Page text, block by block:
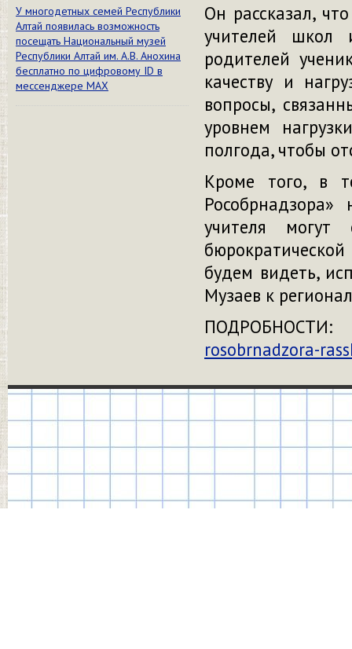
У многодетных семей Республики
Алтай появилась возможность
посещать Национальный музей
Республики Алтай им. А.В. Анохина
бесплатно по цифровому ID в
мессенджере МАХ
Он рассказал,
учителей школ
родителей
качеству и
вопросы,
уровнем
полгода, чтобы
Кроме того, в
учителя
будем видеть,
Музаев к
rosobrnadzora-